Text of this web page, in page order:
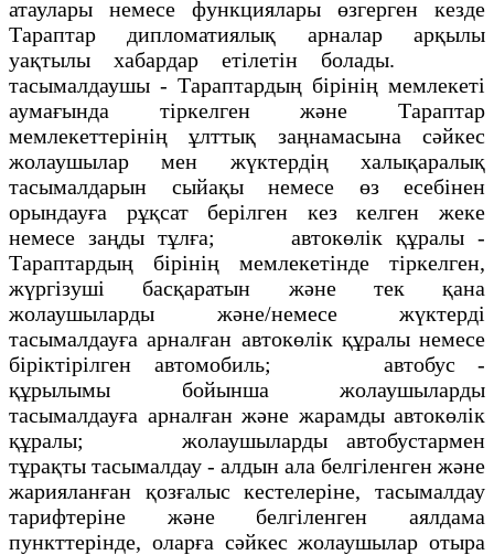
атаулары немесе функциялары өзгерген кезде
Тараптар дипломатиялық арналар арқылы
уақтылы хабардар етілетін болады.
тасымалдаушы - Тараптардың бірінің мемлекеті
аумағында тіркелген және Тараптар
мемлекеттерінің ұлттық заңнамасына сәйкес
жолаушылар мен жүктердің халықаралық
тасымалдарын сыйақы немесе өз есебінен
орындауға рұқсат берілген кез келген жеке
немесе заңды тұлға; автокөлік құралы -
Тараптардың бірінің мемлекетінде тіркелген,
жүргізуші басқаратын және тек қана
жолаушыларды және/немесе жүктерді
тасымалдауға арналған автокөлік құралы немесе
біріктірілген автомобиль; автобус -
құрылымы бойынша жолаушыларды
тасымалдауға арналған және жарамды автокөлік
құралы; жолаушыларды автобустармен
тұрақты тасымалдау - алдын ала белгіленген және
жарияланған қозғалыс кестелеріне, тасымалдау
тарифтеріне және белгіленген аялдама
пункттерінде, оларға сәйкес жолаушылар отыра